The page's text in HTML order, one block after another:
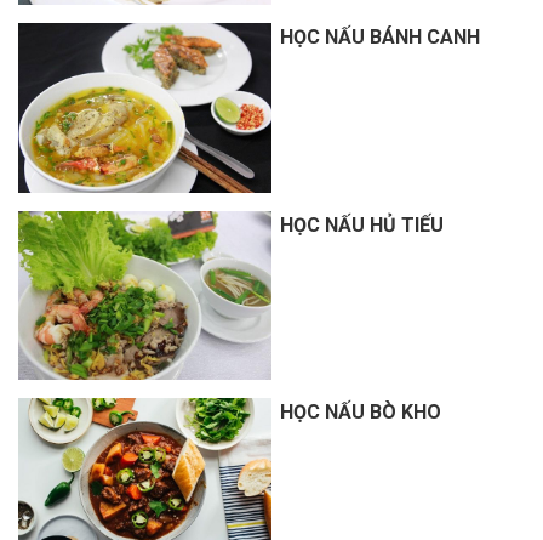
HỌC NẤU BÁNH CANH
HỌC NẤU HỦ TIẾU
HỌC NẤU BÒ KHO